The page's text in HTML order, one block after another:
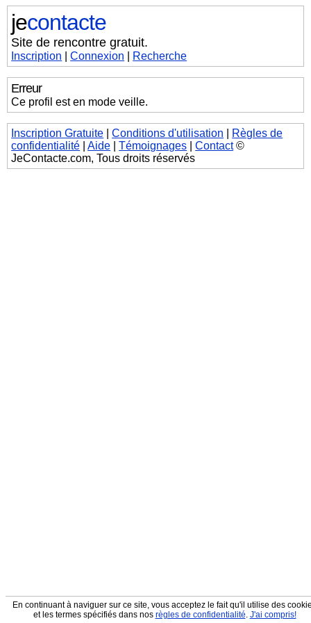
En continuant à naviguer sur ce site, vous acceptez le fait qu'il utilise des
et les termes spécifiés dans nos règles de confidentialité. J'ai compris!
jecontacte
Site de rencontre gratuit.
Inscription |Connexion Recherche
Erreur
Ce profil est en mode veille.
Inscription Gratuite |Conditions d'utilisation
Règles de
confidentialité |Aide |Témoignages |Contact©
JeContacte.com, Tous droits réservés